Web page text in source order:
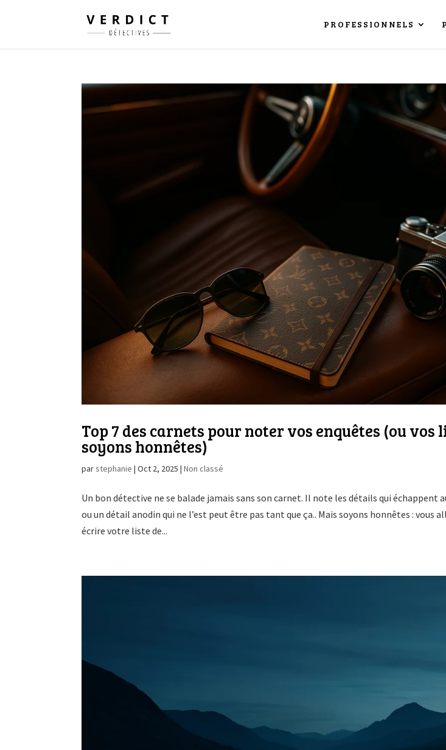
PROFESSIONNELS
Top 7 des carnets pour noter vos enquêtes (ou vos
soyons honnêtes)
parstephanie |Oct 2, 2025 |Non classé
Un bon détective ne se balade jamais sans son carnet. Il note les détails qui échappent
ou un détail anodin qui ne l’est peut être pas tant que ça.. Mais soyons honnêtes : vous
écrire votre liste de...